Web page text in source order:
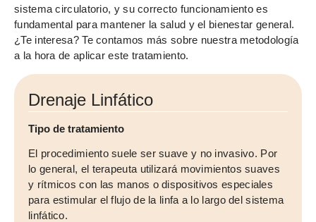
sistema circulatorio, y su correcto funcionamiento es
fundamental para mantener la salud y el bienestar general.
¿Te interesa? Te contamos más sobre nuestra metodología
a la hora de aplicar este tratamiento.
Drenaje Linfático
Tipo de tratamiento
El procedimiento suele ser suave y no invasivo. Por
lo general, el terapeuta utilizará movimientos suaves
y rítmicos con las manos o dispositivos especiales
para estimular el flujo de la linfa a lo largo del sistema
linfático.